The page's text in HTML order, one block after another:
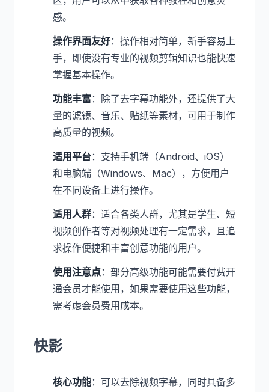
感。
操作界面友好：操作相对简单，新手容易上
手，即使没有专业的视频剪辑知识也能快速
掌握基本操作。
功能丰富：除了去字幕功能外，还提供了大
量的滤镜、音乐、贴纸等素材，可用于制作
高质量的视频。
适用平台：支持手机端（Android、iOS）
和电脑端（Windows、Mac），方便用户
在不同设备上进行操作。
适用人群：适合各类人群，尤其是学生、短
视频创作者等对视频处理有一定需求，且追
求操作便捷和丰富创意功能的用户。
使用注意点：部分高级功能可能需要付费开
通会员才能使用，如果需要使用这些功能，
需考虑会员费用成本。
快影
核心功能：可以去除视频字幕，同时具备多